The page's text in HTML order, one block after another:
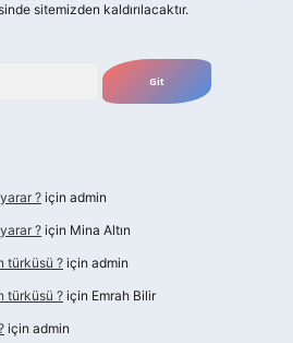
sitemizden kaldırılacaktır.
? için admin
? için Mina Altın
türküsü ? için admin
türküsü ? için Emrah Bilir
için admin